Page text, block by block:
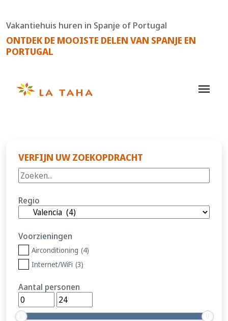
de
content
Vakantiehuis huren in Spanje of Portugal
ONTDEK DE MOOISTE DELEN VAN SPANJE EN
PORTUGAL
VERFIJN UW ZOEKOPDRACHT
Regio
Voorzieningen
Airconditioning (4)
Internet/WiFi (3)
Aantal personen